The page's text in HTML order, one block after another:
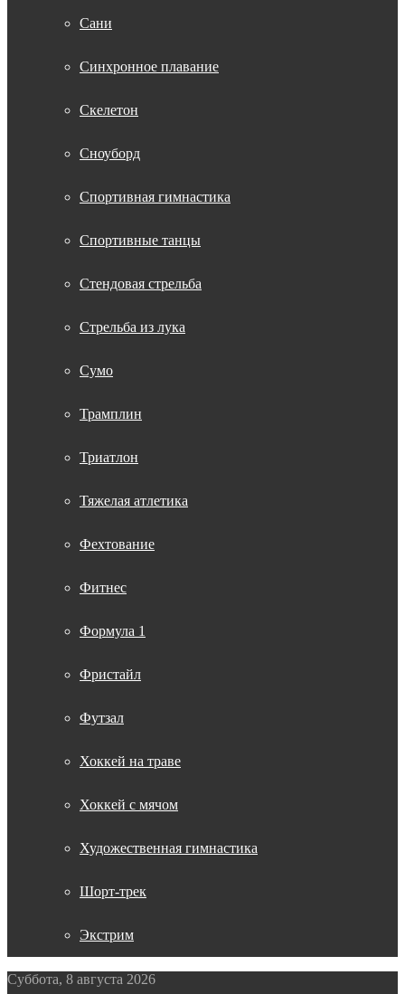
Сани
Синхронное плавание
Скелетон
Сноуборд
Спортивная гимнастика
Спортивные танцы
Стендовая стрельба
Стрельба из лука
Сумо
Трамплин
Триатлон
Тяжелая атлетика
Фехтование
Фитнес
Формула 1
Фристайл
Футзал
Хоккей на траве
Хоккей с мячом
Художественная гимнастика
Шорт-трек
Экстрим
Суббота, 8 августа 2026